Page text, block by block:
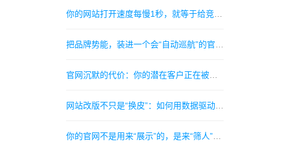
你的网站打开速度每慢1秒，就等于给竞争对手送走一个客户
官网沉默的代价：你的潜在客户正在被竞品的“无摩擦体验”偷走
网站改版不只是“换皮”：如何用数据驱动设计，让老用户回心转意
你的官网不是用来“展示”的，是来“筛人”的——构建高转化漏斗的3个暗黑细节